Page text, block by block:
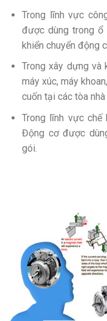
Trong lĩnh vực
được dùng trong ổ
khiển chuyển động
Trong xây dựng và
máy xúc, máy
cuốn tại các tòa
Trong lĩnh vực chế
Động cơ được
gói.